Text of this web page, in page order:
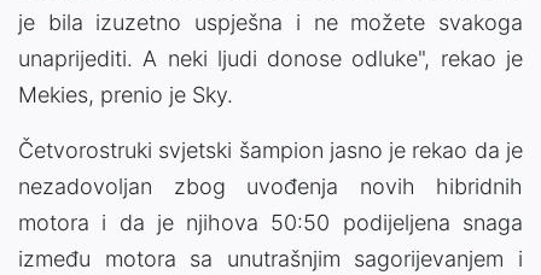
je bila izuzetno uspješna i ne možete svakoga
unaprijediti. A neki ljudi donose odluke", rekao je
Mekies, prenio je Sky.
Četvorostruki svjetski šampion jasno je rekao da je
nezadovoljan zbog uvođenja novih hibridnih
motora i da je njihova 50:50 podijeljena snaga
između motora sa unutrašnjim sagorijevanjem i